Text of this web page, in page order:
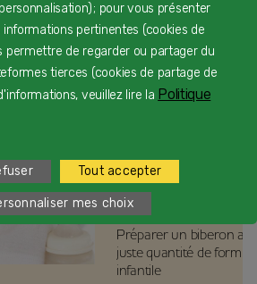
l'alimentation de
Préparer un biberon
juste quantité de
infantile
; pour vous présenter
pertinentes (cookies de
permettre de regarder ou partager du
tierces (cookies de partage de
veuillez lire la Politique
Tout accepter
mes choix